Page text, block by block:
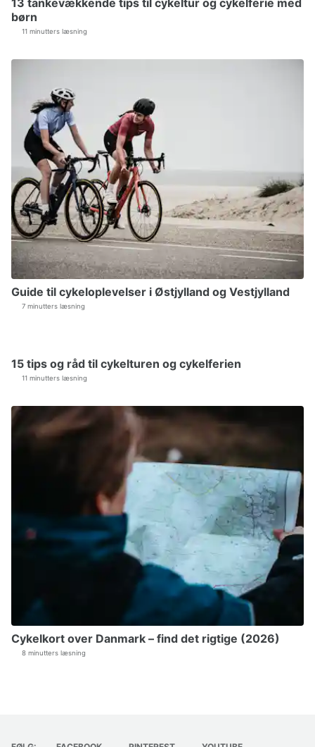
børn
11 minutters læsning
Guide til cykeloplevelser i Østjylland og Vestjylland
7 minutters læsning
15 tips og råd til cykelturen og cykelferien
11 minutters læsning
Cykelkort over Danmark – find det rigtige (2026)
8 minutters læsning